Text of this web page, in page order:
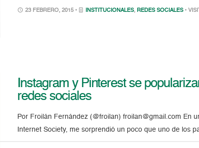
23 FEBRERO, 2015 • INSTITUCIONALES, REDES SOCIALES •
Instagram y Pinterest se
redes sociales
Por Froilán Fernández (@froilan) froilan@gmail.com En
Internet Society, me sorprendió un poco que uno de los